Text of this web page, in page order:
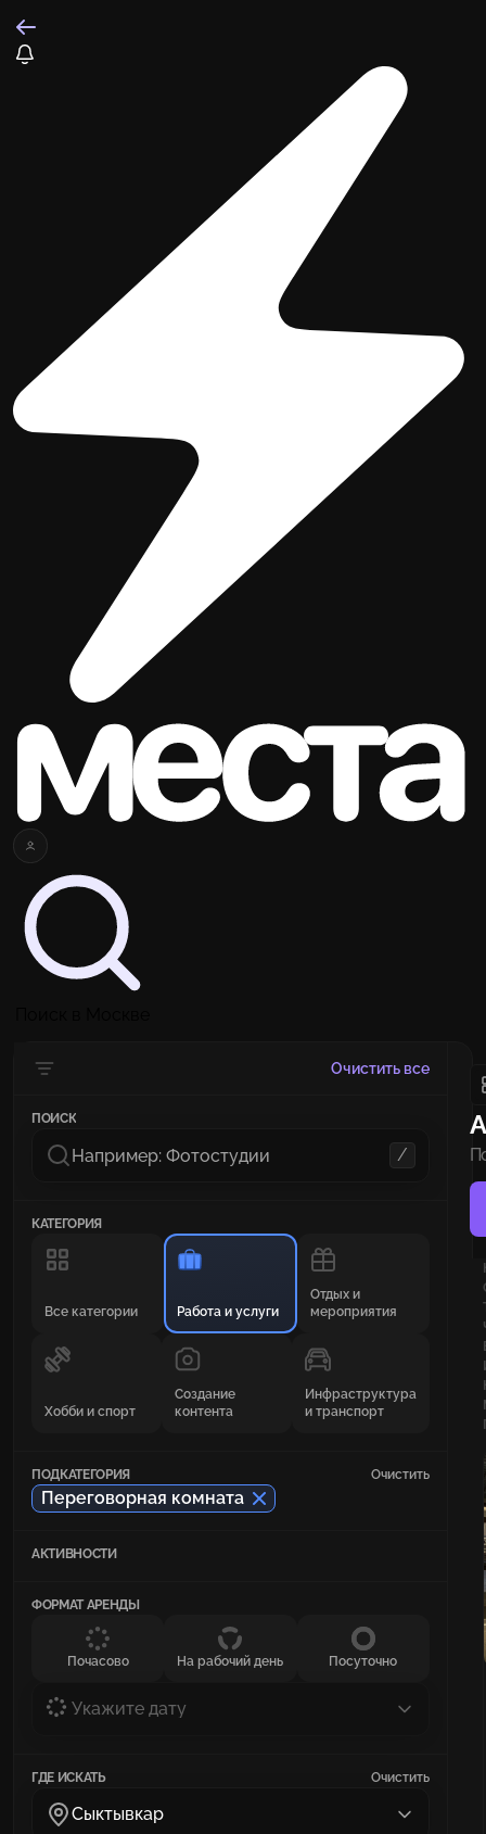
Очистить все
ПОИСК
/
КАТЕГОРИЯ
Все категории Работа и услуги
Отдых и
мероприятия
Хобби и спорт
Создание
контента
Инфраструктура
и транспорт
ПОДКАТЕГОРИЯ Очистить
Переговорная комната
АКТИВНОСТИ
ФОРМАТ АРЕНДЫ
Почасово На рабочий день Посуточно
Укажите дату
ГДЕ ИСКАТЬ Очистить
Сыктывкар